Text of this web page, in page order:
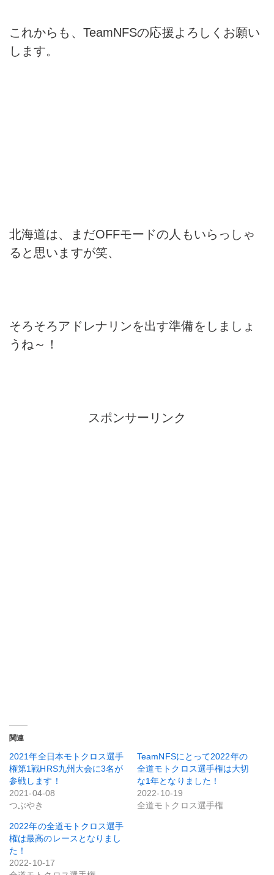
これからも、TeamNFSの応援よろしくお願い
します。
北海道は、まだOFFモードの人もいらっしゃ
ると思いますが笑、
そろそろアドレナリンを出す準備をしましょ
うね～！
スポンサーリンク
関連
2021年全日本モトクロス選手
権第1戦HRS九州大会に3名が
参戦します！
2021-04-08
つぶやき
TeamNFSにとって2022年の
全道モトクロス選手権は大切
な1年となりました！
2022-10-19
全道モトクロス選手権
2022年の全道モトクロス選手
権は最高のレースとなりまし
た！
2022-10-17